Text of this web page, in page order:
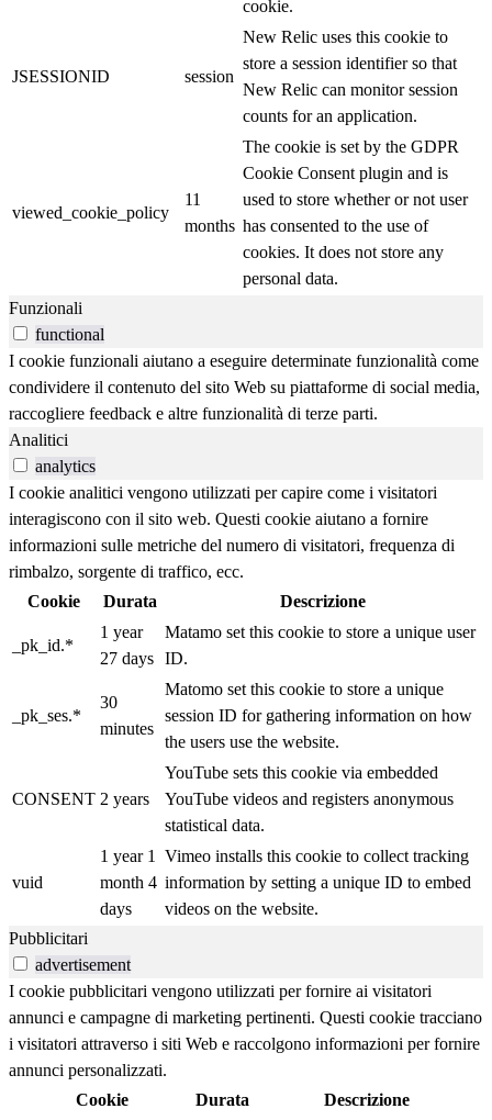
cookie.
JSESSIONID session
New Relic uses this cookie to
store a session identifier so that
New Relic can monitor session
counts for an application.
viewed_cookie_policy
11
months
The cookie is set by the GDPR
Cookie Consent plugin and is
used to store whether or not user
has consented to the use of
cookies. It does not store any
personal data.
Funzionali
functional
I cookie funzionali aiutano a eseguire determinate funzionalità come
condividere il contenuto del sito Web su piattaforme di social media,
raccogliere feedback e altre funzionalità di terze parti.
Analitici
analytics
I cookie analitici vengono utilizzati per capire come i visitatori
interagiscono con il sito web. Questi cookie aiutano a fornire
informazioni sulle metriche del numero di visitatori, frequenza di
rimbalzo, sorgente di traffico, ecc.
Cookie
Durata Descrizione
_pk_id.*
1 year
27 days
Matamo set this cookie to store a unique user
ID.
_pk_ses.*
30
minutes
Matomo set this cookie to store a unique
session ID for gathering information on how
the users use the website.
CONSENT 2 years
YouTube sets this cookie via embedded
YouTube videos and registers anonymous
statistical data.
vuid
1 year 1
month 4
days
Vimeo installs this cookie to collect tracking
information by setting a unique ID to embed
videos on the website.
Pubblicitari
advertisement
I cookie pubblicitari vengono utilizzati per fornire ai visitatori
annunci e campagne di marketing pertinenti. Questi cookie tracciano
i visitatori attraverso i siti Web e raccolgono informazioni per fornire
annunci personalizzati.
Cookie
Durata Descrizione